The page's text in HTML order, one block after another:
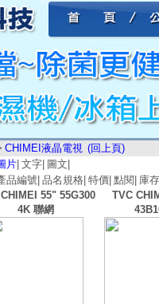
CHIMEI液晶電視 (回上頁)
片 文字 圖文
品編號 品名規格 特價 點閱 庫
55" 55G300
4K 聯網
TVC